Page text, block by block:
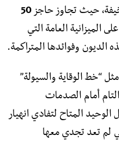
حيث تجاوز حاجز50
الميزانية العامة التي
الديون وفوائدها المتراكمة.
“خط الوقاية والسيولة”
أمام الصدمات
المتاح لتفادي انهيار
لم تعد تجدي معها